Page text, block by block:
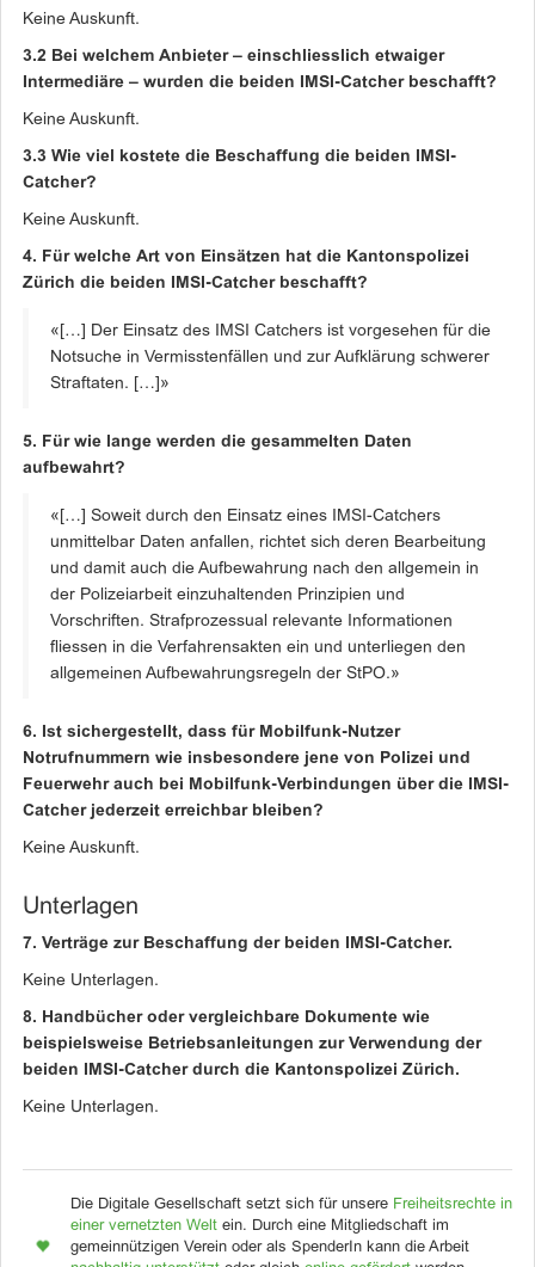
Keine Auskunft.
3.2 Bei welchem Anbieter – einschliesslich etwaiger
Intermediäre – wurden die beiden IMSI-Catcher beschafft?
Keine Auskunft.
3.3 Wie viel kostete die Beschaffung die beiden IMSI-
Catcher?
Keine Auskunft.
4. Für welche Art von Einsätzen hat die Kantonspolizei
Zürich die beiden IMSI-Catcher beschafft?
«[…] Der Einsatz des IMSI Catchers ist vorgesehen für die
Notsuche in Vermisstenfällen und zur Aufklärung schwerer
Straftaten. […]»
5. Für wie lange werden die gesammelten Daten
aufbewahrt?
«[…] Soweit durch den Einsatz eines IMSI-Catchers
unmittelbar Daten anfallen, richtet sich deren Bearbeitung
und damit auch die Aufbewahrung nach den allgemein in
der Polizeiarbeit einzuhaltenden Prinzipien und
Vorschriften. Strafprozessual relevante Informationen
fliessen in die Verfahrensakten ein und unterliegen den
allgemeinen Aufbewahrungsregeln der StPO.»
6. Ist sichergestellt, dass für Mobilfunk-Nutzer
Notrufnummern wie insbesondere jene von Polizei und
Feuerwehr auch bei Mobilfunk-Verbindungen über die IMSI-
Catcher jederzeit erreichbar bleiben?
Keine Auskunft.
Unterlagen
7. Verträge zur Beschaffung der beiden IMSI-Catcher.
Keine Unterlagen.
8. Handbücher oder vergleichbare Dokumente wie
beispielsweise Betriebsanleitungen zur Verwendung der
beiden IMSI-Catcher durch die Kantonspolizei Zürich.
Keine Unterlagen.
Die Digitale Gesellschaft setzt sich für unsere Freiheitsrechte in
einer vernetzten Welt ein. Durch eine Mitgliedschaft im
gemeinnützigen Verein oder als SpenderIn kann die Arbeit